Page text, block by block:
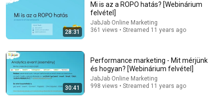
WHY THE NARCISSIST CAN'T RECOVER AFTER
BETRAYING A SUPER EMPATH | Dr. Ramani
Soul Shape and 5 more
New 4.9K views
28:31
Mi is az a ROPO hatás? [Webinárium
felvétel]
JabJab Online Marketing
361 views • Streamed 11 years ago
30:41
Performance marketing - Mit mérjünk
és hogyan? [Webinárium felvétel]
JabJab Online Marketing
998 views • Streamed 11 years ago